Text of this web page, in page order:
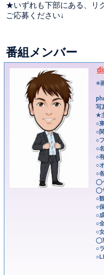
★いずれも下部にある、リ
ご応募ください↓
番組メンバー
※
写
★
○
○
○
○
○
○
○
◯
◯
○
○
○
○
○
◯
○